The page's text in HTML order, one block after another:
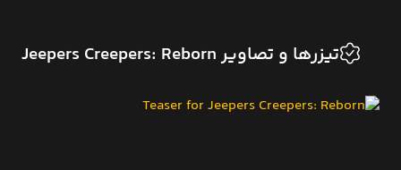
تیزرها و تصاویر Jeepers Creepers: Reborn